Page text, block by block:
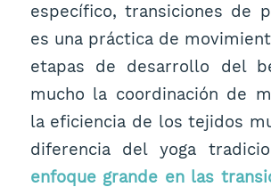
específico, transiciones de
es una práctica de
etapas de desarrollo del
mucho la coordinación de
la eficiencia de los tejidos
diferencia del yoga
enfoque grande en las